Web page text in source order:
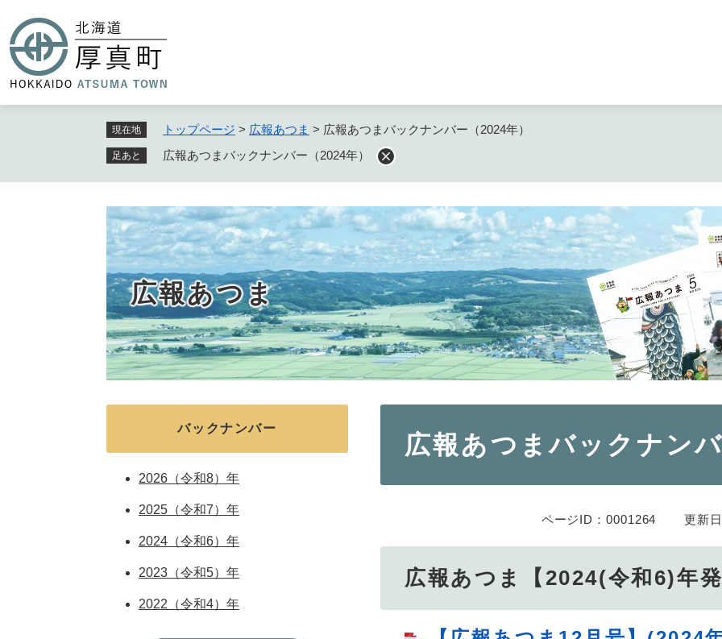
ジ
先
頭
現在地 トップページ > 広報あつま > 広報あつまバックナンバー（2024年）
足あと 広報あつまバックナンバー（2024年）
広報あつま
広報あつまバックナン
ページID：0001264 更新
広報あつま【2024(令和6)年発
バックナンバー
2026（令和8）年
2025（令和7）年
2024（令和6）年
2023（令和5）年
2022（令和4）年